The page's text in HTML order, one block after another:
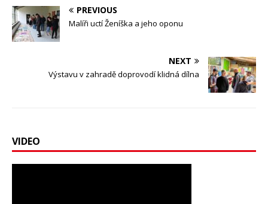
PREVIOUS
Malíři uctí Ženíška a jeho oponu
NEXT
Výstavu v zahradě doprovodí klidná dílna
VIDEO